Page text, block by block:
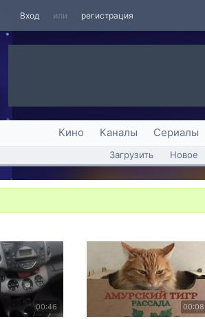
Вход или регистрация
Кино Каналы Сериалы
Загрузить Новое
00:46 00:08